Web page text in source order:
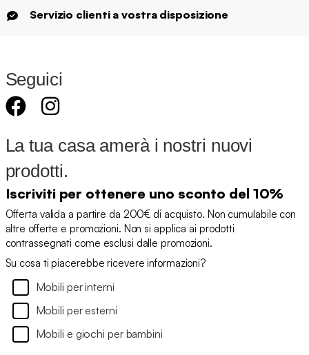
Servizio clienti a vostra disposizione
Seguici
La tua casa amerà i nostri nuovi
prodotti.
Iscriviti per ottenere uno sconto del 10%
Offerta valida a partire da 200€ di acquisto. Non cumulabile con
altre offerte e promozioni. Non si applica ai prodotti
contrassegnati come esclusi dalle promozioni.
Su cosa ti piacerebbe ricevere informazioni?
Mobili per interni
Mobili per esterni
Mobili e giochi per bambini